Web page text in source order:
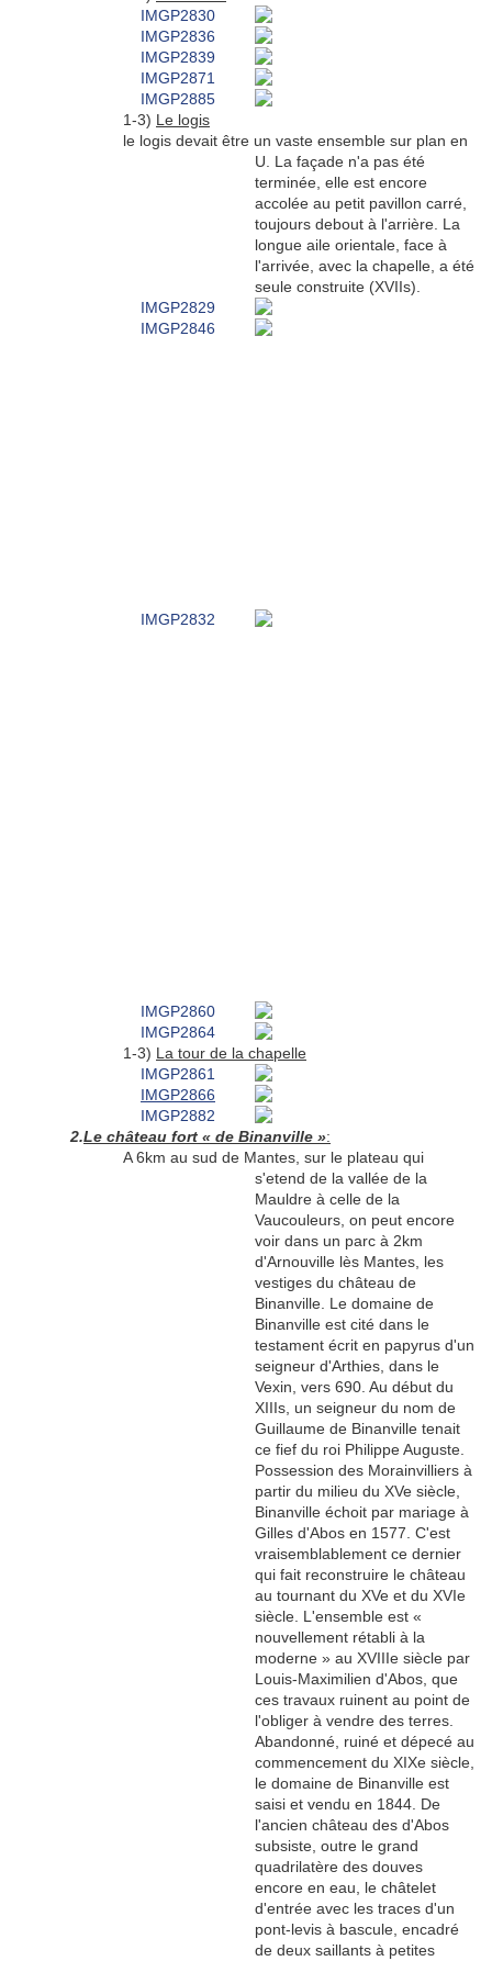
1-3) Le logis
le logis devait être un vaste ensemble sur plan en
U. La façade n'a pas été
terminée, elle est encore
accolée au petit pavillon carré,
toujours debout à l'arrière. La
longue aile orientale, face à
l'arrivée, avec la chapelle, a été
seule construite (XVIIs).
1-3) La tour de la chapelle
2.Le château fort « de Binanville »:
A 6km au sud de Mantes, sur le plateau qui
s'etend de la vallée de la
Mauldre à celle de la
Vaucouleurs, on peut encore
voir dans un parc à 2km
d'Arnouville lès Mantes, les
vestiges du château de
Binanville. Le domaine de
Binanville est cité dans le
testament écrit en papyrus d'un
seigneur d'Arthies, dans le
Vexin, vers 690. Au début du
XIIIs, un seigneur du nom de
Guillaume de Binanville tenait
ce fief du roi Philippe Auguste.
Possession des Morainvilliers à
partir du milieu du XVe siècle,
Binanville échoit par mariage à
Gilles d'Abos en 1577. C'est
vraisemblablement ce dernier
qui fait reconstruire le château
au tournant du XVe et du XVIe
siècle. L'ensemble est «
nouvellement rétabli à la
moderne » au XVIIIe siècle par
Louis-Maximilien d'Abos, que
ces travaux ruinent au point de
l'obliger à vendre des terres.
Abandonné, ruiné et dépecé au
commencement du XIXe siècle,
le domaine de Binanville est
saisi et vendu en 1844. De
l'ancien château des d'Abos
subsiste, outre le grand
quadrilatère des douves
encore en eau, le châtelet
d'entrée avec les traces d'un
pont-levis à bascule, encadré
de deux saillants à petites